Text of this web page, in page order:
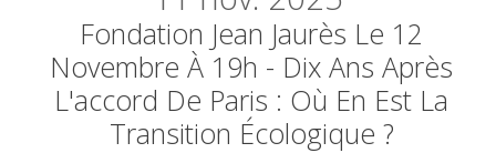
Fondation Jean Jaurès Le 12
Novembre À 19h - Dix Ans Après
L'accord De Paris : Où En Est La
Transition Écologique ?